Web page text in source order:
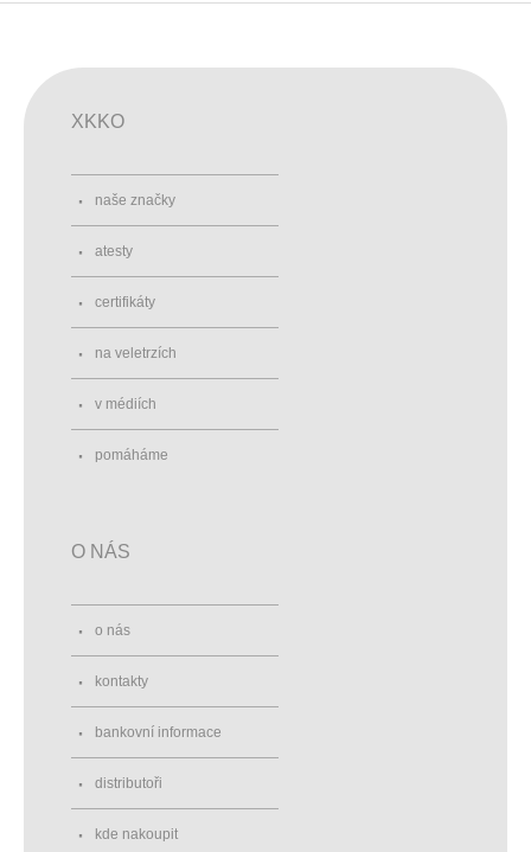
XKKO
naše značky
atesty
certifikáty
na veletrzích
v médiích
pomáháme
O NÁS
o nás
kontakty
bankovní informace
distributoři
kde nakoupit